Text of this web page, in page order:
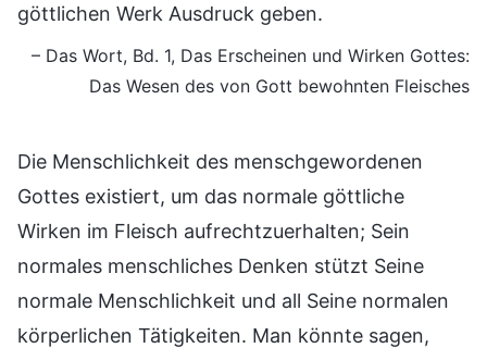
göttlichen Werk Ausdruck geben.
– Das Wort, Bd. 1, Das Erscheinen und Wirken Gottes:
Das Wesen des von Gott bewohnten Fleisches
Die Menschlichkeit des menschgewordenen
Gottes existiert, um das normale göttliche
Wirken im Fleisch aufrechtzuerhalten; Sein
normales menschliches Denken stützt Seine
normale Menschlichkeit und all Seine normalen
körperlichen Tätigkeiten. Man könnte sagen,